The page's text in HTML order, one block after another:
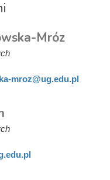
Mróz
mroz@ug.edu.pl